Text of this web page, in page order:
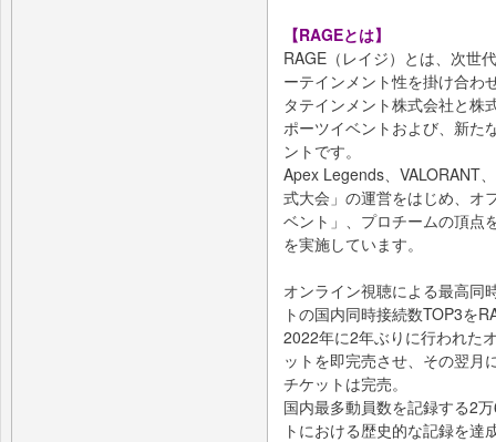
【RAGEとは】
RAGE（レイジ）とは、次世
ーテインメント性を掛け合わ
タテインメント株式会社と株
ポーツイベントおよび、新た
ントです。
Apex Legends、VALORANT
式大会」の運営をはじめ、オ
ベント」、プロチームの頂点
を実施しています。
オンライン視聴による最高同
トの国内同時接続数TOP3を
2022年に2年ぶりに行われた
ットを即完売させ、その翌月
チケットは完売。
国内最多動員数を記録する2
トにおける歴史的な記録を達